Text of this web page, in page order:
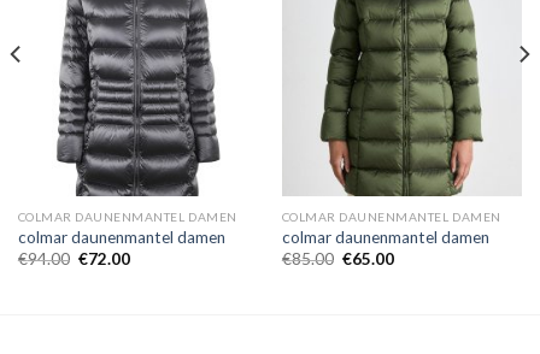
COLMAR DAUNENMANTEL DAMEN
colmar daunenmantel damen
€94.00 €72.00
COLMAR DAUNENMANTEL DAMEN
colmar daunenmantel damen
€85.00 €65.00